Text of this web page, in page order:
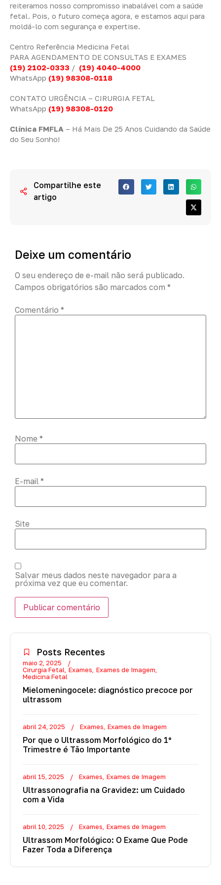
reiteramos nosso compromisso inabalável com a saúde
fetal. Pois, o futuro começa agora, e estamos aqui para
moldá-lo com segurança e expertise.
Centro Referência Medicina Fetal
PARA AGENDAMENTO DE CONSULTAS E EXAMES
(19) 2102-0333 / (19) 4040-4000
WhatsApp (19) 98308-0118
CONTATO URGÊNCIA – CIRURGIA FETAL
WhatsApp (19) 98308-0120
Clínica FMFLA – Há Mais De 25 Anos Cuidando da Saúde
do Seu Sonho!
Compartilhe este
artigo
Deixe um comentário
O seu endereço de e-mail não será publicado.
Campos obrigatórios são marcados com *
Comentário *
Nome *
E-mail *
Site
Salvar meus dados neste navegador para a
próxima vez que eu comentar.
Posts Recentes
maio 2, 2025
Cirurgia Fetal Exames Exames de Imagem
Medicina Fetal
Mielomeningocele: diagnóstico precoce por
ultrassom
abril 24, 2025 Exames Exames de Imagem
Por que o Ultrassom Morfológico do 1º
Trimestre é Tão Importante
abril 15, 2025 Exames Exames de Imagem
Ultrassonografia na Gravidez: um Cuidado
com a Vida
abril 10, 2025 Exames Exames de Imagem
Ultrassom Morfológico: O Exame Que Pode
Fazer Toda a Diferença